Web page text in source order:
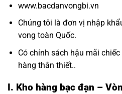
www.bacdanvongbi.vn
Chúng tôi là đơn vị nhập
vong toàn Quốc.
Có chính sách hậu mãi
hàng thân thiết..
I. Kho hàng bạc đạn –